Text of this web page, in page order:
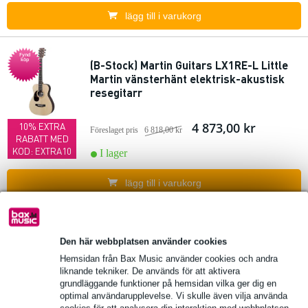
Den här webbplatsen använder cookies
Hemsidan från Bax Music använder cookies och andra
liknande tekniker. De används för att aktivera
grundläggande funktioner på hemsidan vilka ger dig en
optimal användarupplevelse. Vi skulle även vilja använda
lägg till i varukorg
Fynd
köp
10% EXTRA
RABATT MED
KOD: EXTRA10
(B-Stock) Martin Guitars LX1RE-L Little
Martin vänsterhänt elektrisk-akustisk
resegitarr
Föreslaget pris 6 818,00 kr 4 873,00 kr
I lager
lägg till i varukorg
Fynd
köp
10% EXTRA
(B-Stock) LaPaz 002 SB 1/2 klassisk
gitarr sunburst
Föreslaget pris 587,00 kr 422,00 kr